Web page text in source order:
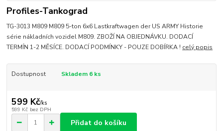
Profiles-Tankograd
TG-3013 M809 M809 5-ton 6x6 Lastkraftwagen der US ARMY Historie
série nákladních vozidel M809. ZBOŽÍ NA OBJEDNÁVKU. DODACÍ
TERMÍN 1-2 MĚSÍCE. DODACÍ PODMÍNKY - POUZE DOBÍRKA ! celý popis
Dostupnost Skladem 6 ks
599 Kč/ks
599 Kč bez DPH
Přidat do košíku